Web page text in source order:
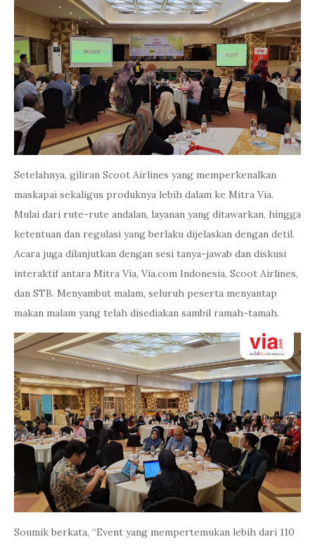
Setelahnya, giliran Scoot Airlines yang memperkenalkan
maskapai sekaligus produknya lebih dalam ke Mitra Via.
Mulai dari rute-rute andalan, layanan yang ditawarkan, hingga
ketentuan dan regulasi yang berlaku dijelaskan dengan detil.
Acara juga dilanjutkan dengan sesi tanya-jawab dan diskusi
interaktif antara Mitra Via, Via.com Indonesia, Scoot Airlines,
dan STB. Menyambut malam, seluruh peserta menyantap
makan malam yang telah disediakan sambil ramah-tamah.
Soumik berkata, “Event yang mempertemukan lebih dari 110